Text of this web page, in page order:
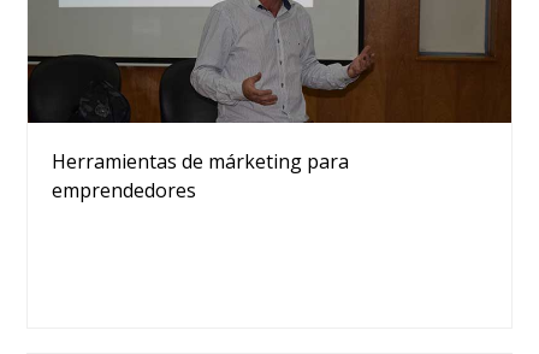
Herramientas de márketing para
emprendedores